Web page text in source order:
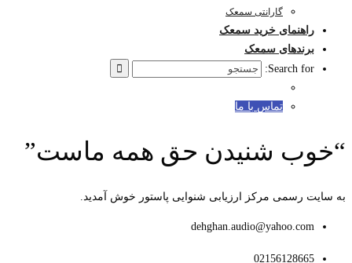
گارانتی سمعک
راهنمای خرید سمعک
برندهای سمعک
Search for:
تماس با ما
“خوب شنیدن حق همه ماست”
به سایت رسمی مرکز ارزیابی شنوایی پاستور خوش آمدید.
dehghan.audio@yahoo.com
02156128665